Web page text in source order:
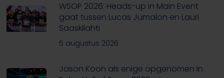
WSOP 2026: Heads-up in Main Event
gaat tussen Lucas Jumalon en Lauri
Saaskilahti
5 augustus 2026
Jason Koon als enige opgenomen in